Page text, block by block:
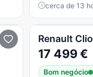
cerca de 13
Renault Clio
17 499 €
Bom negócio